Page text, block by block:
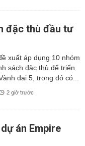
đặc thù đầu tư
xuất áp dụng 10 nhóm
sách đặc thù để triển
đai 5, trong đó có...
2 giờ trước
án Empire